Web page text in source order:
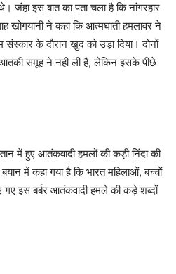
जंहा इस बात का पता चला है कि नांगरहार
खोगयानी ने कहा कि आत्मघाती हमलावर ने
के दौरान खुद को उड़ा दिया। दोनों
आतंकी समूह ने नहीं ली है, लेकिन इसके पीछे
में हुए आतंकवादी हमलों की कड़ी निंदा की
में कहा गया है कि भारत महिलाओं, बच्चों
गए इस बर्बर आतंकवादी हमले की कड़े शब्दों